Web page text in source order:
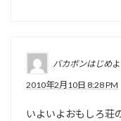
バカボンはじめ
2010年2月10日 8:28 PM
いよいよおもしろ荘